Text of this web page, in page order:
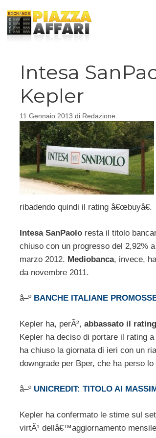
contenuto
Intesa
Kepler
11 Gennaio 2013 di Redazione
ribadendo quindi il rating â€œbuyâ€.
Intesa SanPaolo resta il titolo
chiuso con un progresso del 2,92%
marzo 2012. Mediobanca, invece,
da novembre 2011.
â–º BANCHE ITALIANE
Kepler ha, perÃ², abbassato il
Kepler ha deciso di portare il rating
ha chiuso la giornata di ieri con un
downgrade per Bper, che ha perso
â–º UNICREDIT: TITOLO AI
Kepler ha confermato le stime sul
virtÃ¹ dellâ€™aggiornamento